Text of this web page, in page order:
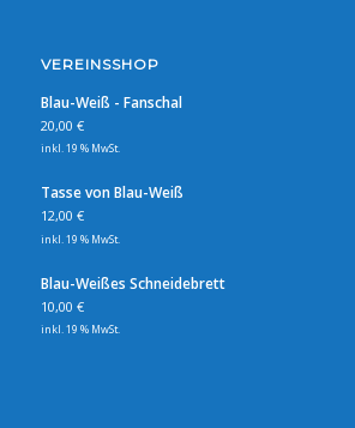
VEREINSSHOP
Blau-Weiß - Fanschal
20,00 €
inkl. 19 % MwSt.
Tasse von Blau-Weiß
12,00 €
inkl. 19 % MwSt.
Blau-Weißes Schneidebrett
10,00 €
inkl. 19 % MwSt.